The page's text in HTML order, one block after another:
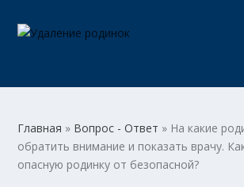
Главная » Вопрос - Ответ » На какие
обратить внимание и показать врачу.
опасную родинку от безопасной?